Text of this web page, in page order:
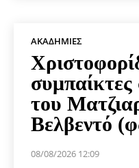
ΑΚΑΔΗΜΊΕΣ
του
Βελβεντό
08/08/2026 12:09